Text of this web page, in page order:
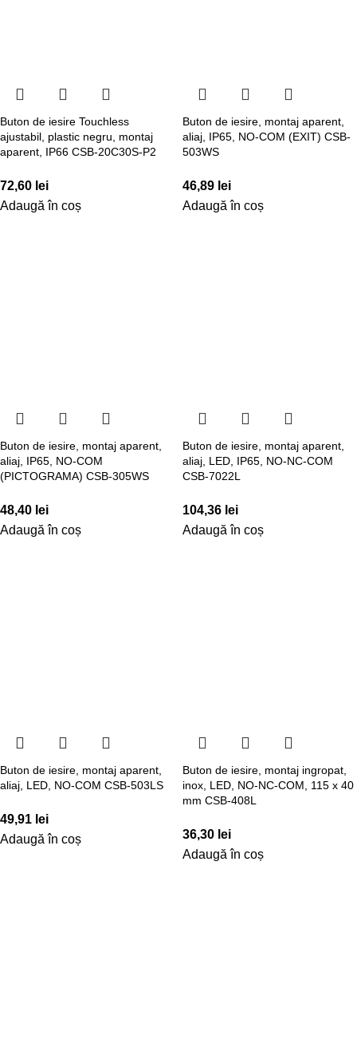
Buton de iesire Touchless
ajustabil, plastic negru, montaj
aparent, IP66 CSB-20C30S-P2
72,60 lei
Adaugă în coș
Buton de iesire, montaj aparent,
aliaj, IP65, NO-COM (EXIT) CSB-
503WS
46,89 lei
Adaugă în coș
Buton de iesire, montaj aparent,
aliaj, IP65, NO-COM
(PICTOGRAMA) CSB-305WS
48,40 lei
Adaugă în coș
Buton de iesire, montaj aparent,
aliaj, LED, IP65, NO-NC-COM
CSB-7022L
104,36 lei
Adaugă în coș
Buton de iesire, montaj aparent,
aliaj, LED, NO-COM CSB-503LS
49,91 lei
Adaugă în coș
Buton de iesire, montaj ingropat,
inox, LED, NO-NC-COM, 115 x 40
mm CSB-408L
36,30 lei
Adaugă în coș